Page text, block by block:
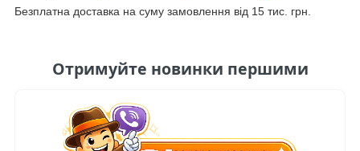
Безплатна доставка на суму замовлення від 15 тис. грн.
Отримуйте новинки першими